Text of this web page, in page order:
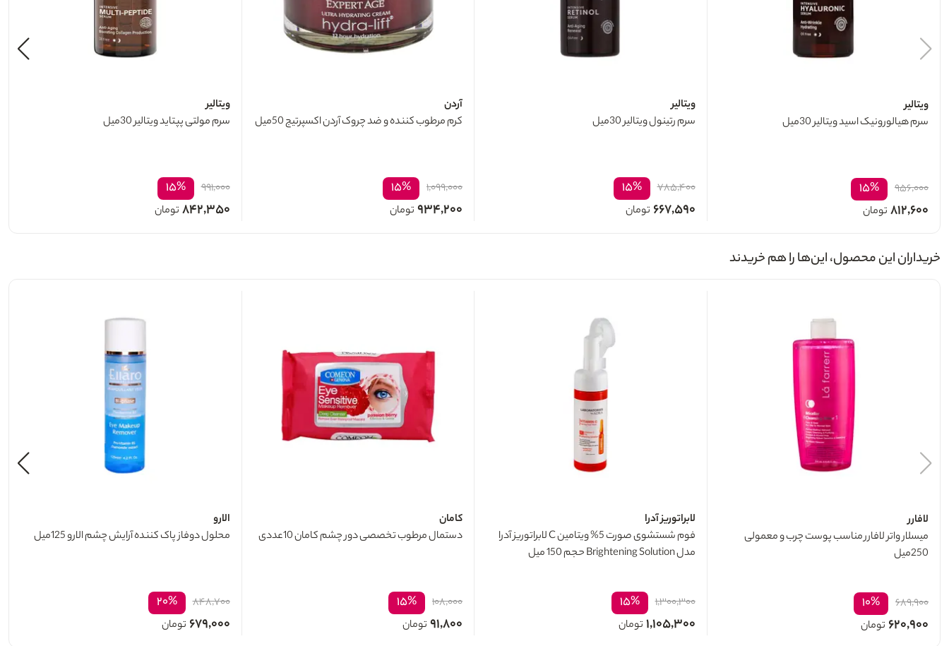
ویتالیر
سرم هيالورونيک اسید ویتالیر 30میل
۹۵۶,۰۰۰ ۱۵%
۸۱۲,۶۰۰ تومان
ویتالیر
سرم رتينول ویتالیر 30میل
۷۸۵,۴۰۰ ۱۵%
۶۶۷,۵۹۰ تومان
آردن
کرم مرطوب کننده و ضد چروک آردن اکسپرتیج 50میل
۱,۰۹۹,۰۰۰ ۱۵%
۹۳۴,۲۰۰ تومان
ویتالیر
سرم مولتی پپتاید ویتالیر 30میل
۹۹۱,۰۰۰ ۱۵%
۸۴۲,۳۵۰ تومان
خریداران این محصول، این‌ها را هم خریدند
لافارر
میسلار واتر لافارر مناسب پوست چرب و معمولی
250میل
۶۸۹,۹۰۰ ۱۰%
۶۲۰,۹۰۰ تومان
لابراتوریز آدرا
فوم شستشوی صورت 5% ویتامین C لابراتوریز آدرا
مدل Brightening Solution حجم 150 میل
۱,۳۰۰,۳۰۰ ۱۵%
۱,۱۰۵,۳۰۰ تومان
کامان
دستمال مرطوب تخصصی دور چشم کامان 10عددی
۱۰۸,۰۰۰ ۱۵%
۹۱,۸۰۰ تومان
الارو
محلول دوفاز پاک کننده آرایش چشم الارو 125میل
۸۴۸,۷۰۰ ۲۰%
۶۷۹,۰۰۰ تومان